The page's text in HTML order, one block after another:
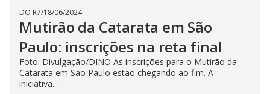
DO R7/18/06/2024
Mutirão da Catarata em São
Paulo: inscrições na reta final
Foto: Divulgação/DINO As inscrições para o Mutirão da
Catarata em São Paulo estão chegando ao fim. A
iniciativa...